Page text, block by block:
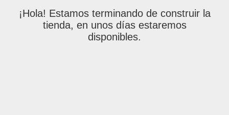
¡Hola! Estamos terminando de construir la
tienda, en unos días estaremos
disponibles.